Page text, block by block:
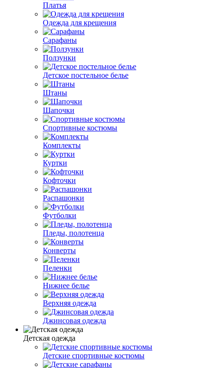
Платья
Одежда для крещения
Сарафаны
Ползунки
Детское постельное белье
Штаны
Шапочки
Спортивные костюмы
Комплекты
Куртки
Кофточки
Распашонки
Футболки
Пледы, полотенца
Конверты
Пеленки
Нижнее белье
Верхняя одежда
Джинсовая одежда
Детская одежда
Детские спортивные костюмы